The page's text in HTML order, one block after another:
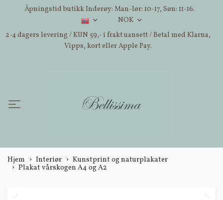
Åpningstid butikk Inderøy: Man-lør: 10-17, Søn: 11-16.
NOK
2-4 dagers levering / KUN 59,- i frakt uansett / Betal med Klarna,
Vipps, kort eller Apple Pay.
Hjem Interiør
Kunstprint og naturplakater
Plakat vårskogen A4 og A2